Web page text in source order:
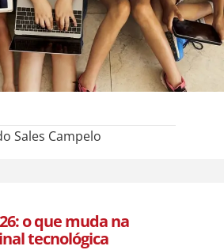
Sales Campelo
o que muda na
tecnológica